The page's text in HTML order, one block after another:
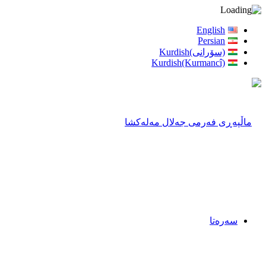
English
Persian
(سۆرانی)Kurdish
Kurdish(Kurmancî)
سەرەتا